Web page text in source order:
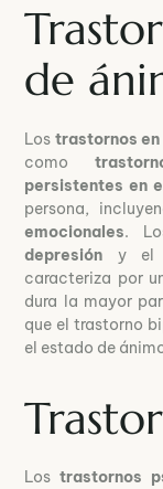
de
Los trastornos
como
persistentes en
persona,
emocionales.
depresión y
caracteriza por
dura la mayor
que el trastorno
el estado de
Los trastornos